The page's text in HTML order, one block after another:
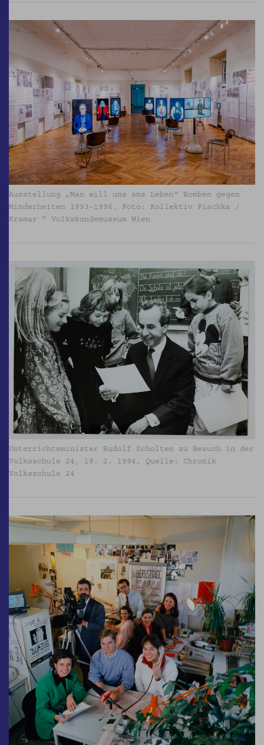
Ausstellung „Man will uns ans Leben“ Bomben gegen
Minderheiten 1993–1996. Foto: Kollektiv Fischka /
Kramar © Volkskundemuseum Wien
Unterrichtsminister Rudolf Scholten zu Besuch in der
Volksschule 24, 19. 2. 1994, Quelle: Chronik
Volksschule 24